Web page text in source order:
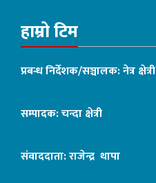
हाम्रो टिम
प्रबन्ध निर्देशक/सञ्चालक: नेत्र क्षेत्री
सम्पादक: चन्दा क्षेत्री
संवाददाता: राजेन्द्र थापा